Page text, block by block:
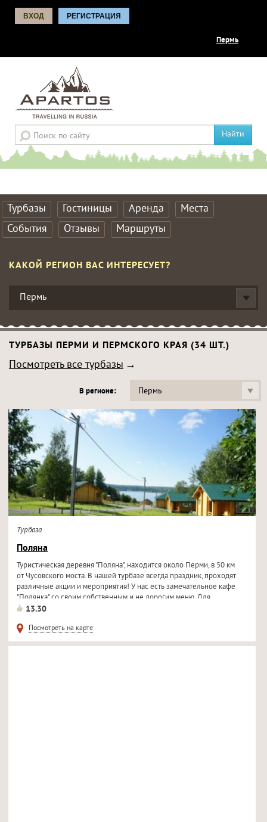
ВХОД РЕГИСТРАЦИЯ
Пермь
Найти
Турбазы Гостиницы Аренда
Места
События
Отзывы Маршруты
КАКОЙ РЕГИОН ВАС ИНТЕРЕСУЕТ?
Пермь
ТУРБАЗЫ ПЕРМИ И ПЕРМСКОГО КРАЯ (34 ШТ.)
Посмотреть все турбазы
В регионе: Пермь
Турбаза
Поляна
Туристическая деревня "Поляна", находится около Перми, в 50 км
от Чусовского моста. В нашей турбазе всегда праздник, проходят
различные акции и мероприятия! У нас есть замечательное кафе
"Полянка" со своим собственным и не дорогим меню. Для...
13.30
Посмотреть на карте